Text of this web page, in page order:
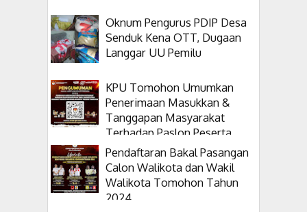
Oknum Pengurus PDIP Desa
Senduk Kena OTT, Dugaan
Langgar UU Pemilu
KPU Tomohon Umumkan
Penerimaan Masukkan &
Tanggapan Masyarakat
Terhadap Paslon Peserta
Pilkada 2024
Pendaftaran Bakal Pasangan
Calon Walikota dan Wakil
Walikota Tomohon Tahun
2024